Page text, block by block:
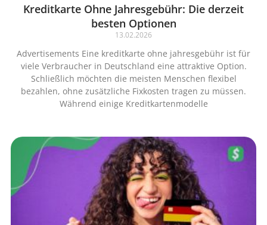
Kreditkarte Ohne Jahresgebühr: Die derzeit
besten Optionen
13.02.2026
Advertisements Eine kreditkarte ohne jahresgebühr ist für
viele Verbraucher in Deutschland eine attraktive Option.
Schließlich möchten die meisten Menschen flexibel
bezahlen, ohne zusätzliche Fixkosten tragen zu müssen.
Während einige Kreditkartenmodelle